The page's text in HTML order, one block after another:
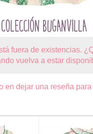
BUGANVILLA
fuera de existencias.
vuelva a estar
en dejar una reseña